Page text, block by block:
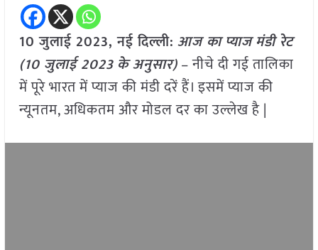
10 जुलाई 2023, नई दिल्ली: आज का प्याज मंडी रेट
(10 जुलाई2023 के अनुसार)– नीचे दी गई तालिका
में पूरे भारत में प्याज की मंडी दरें हैं। इसमें प्याज की
न्यूनतम, अधिकतम और मोडल दर का उल्लेख है |